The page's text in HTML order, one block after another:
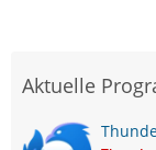
Aktuelle